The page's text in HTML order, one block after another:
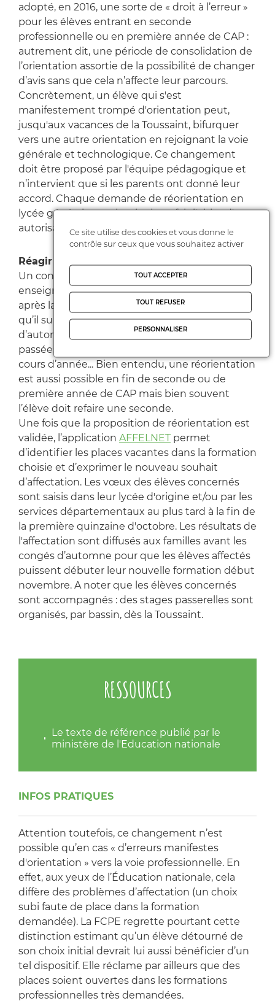
adopté, en 2016, une sorte de « droit à l’erreur »
pour les élèves entrant en seconde
professionnelle ou en première année de CAP :
autrement dit, une période de consolidation de
l’orientation assortie de la possibilité de changer
d’avis sans que cela n’affecte leur parcours.
Concrètement, un élève qui s'est
manifestement trompé d'orientation peut,
jusqu'aux vacances de la Toussaint, bifurquer
vers une autre orientation en rejoignant la voie
générale et technologique. Ce changement
doit être proposé par l'équipe pédagogique et
n’intervient que si les parents ont donné leur
accord. Chaque demande de réorientation en
lycée général et technologique fait l'objet d'une
autorisation par l'inspecteur d'académie.
Réagir vite après la rentrée
Un conseil : n’hésitez pas à rencontrer les
enseignants de votre enfant très rapidement
après la rentrée si vous sentez que la formation
qu’il suit ne lui convient pas. Les vacances
d’automne arrivent vite et lorsqu’elles sont
passées, il est trop tard pour changer de voie en
cours d’année... Bien entendu, une réorientation
est aussi possible en fin de seconde ou de
première année de CAP mais bien souvent
l’élève doit refaire une seconde.
Une fois que la proposition de réorientation est
validée, l’application AFFELNET permet
d’identifier les places vacantes dans la formation
choisie et d’exprimer le nouveau souhait
d’affectation. Les vœux des élèves concernés
sont saisis dans leur lycée d'origine et/ou par les
services départementaux au plus tard à la fin de
la première quinzaine d'octobre. Les résultats de
l'affectation sont diffusés aux familles avant les
congés d’automne pour que les élèves affectés
puissent débuter leur nouvelle formation début
novembre. A noter que les élèves concernés
sont accompagnés : des stages passerelles sont
organisés, par bassin, dès la Toussaint.
RESSOURCES
Le texte de référence publié par le
ministère de l'Education nationale
INFOS PRATIQUES
Attention toutefois, ce changement n’est
possible qu’en cas « d’erreurs manifestes
d'orientation » vers la voie professionnelle. En
effet, aux yeux de l’Éducation nationale, cela
diffère des problèmes d’affectation (un choix
subi faute de place dans la formation
demandée). La FCPE regrette pourtant cette
distinction estimant qu’un élève détourné de
son choix initial devrait lui aussi bénéficier d’un
tel dispositif. Elle réclame par ailleurs que des
places soient ouvertes dans les formations
professionnelles très demandées.
Ce site utilise des cookies et vous donne le
contrôle sur ceux que vous souhaitez activer
TOUT ACCEPTER
TOUT REFUSER
PERSONNALISER